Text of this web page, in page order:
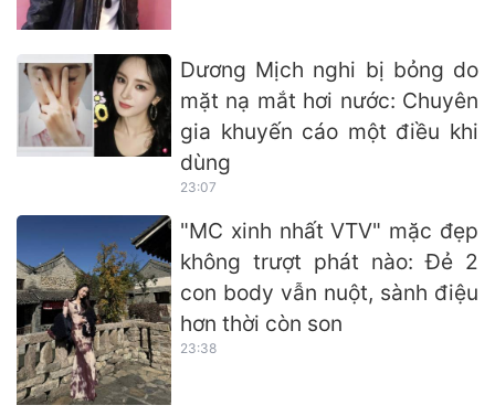
Dương Mịch nghi bị bỏng do
mặt nạ mắt hơi nước: Chuyên
gia khuyến cáo một điều khi
dùng
23:07
"MC xinh nhất VTV" mặc đẹp
không trượt phát nào: Đẻ 2
con body vẫn nuột, sành điệu
hơn thời còn son
23:38